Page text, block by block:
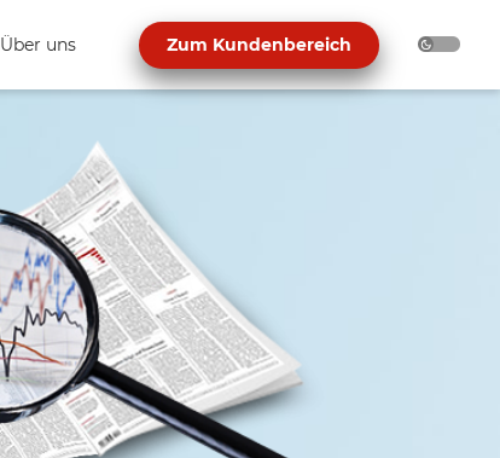
Über uns Zum Kundenbereich